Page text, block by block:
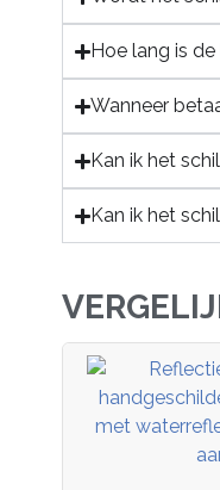
Hoe lang is
Wanneer
Kan ik het
Kan ik het